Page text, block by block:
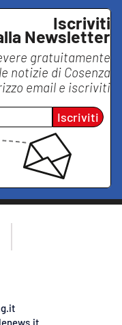
Iscriviti
Newsletter
gratuitamente
notizie di Cosenza
email e iscriviti
Iscriviti